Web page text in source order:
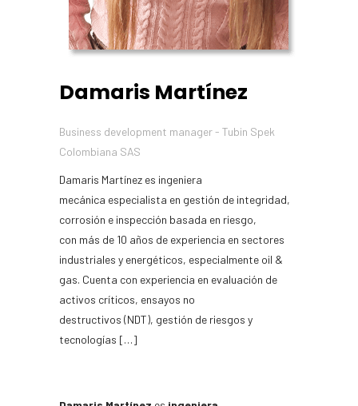
Damaris Martínez
Business development manager - Tubin Spek
Colombiana SAS
Damaris Martínez es ingeniera
mecánica especialista en gestión de integridad,
corrosión e inspección basada en riesgo,
con más de 10 años de experiencia en sectores
industriales y energéticos, especialmente oil &
gas. Cuenta con experiencia en evaluación de
activos críticos, ensayos no
destructivos (NDT), gestión de riesgos y
tecnologías […]